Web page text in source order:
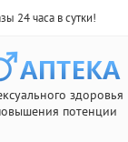
24 часа в сутки!
здоровья
потенции